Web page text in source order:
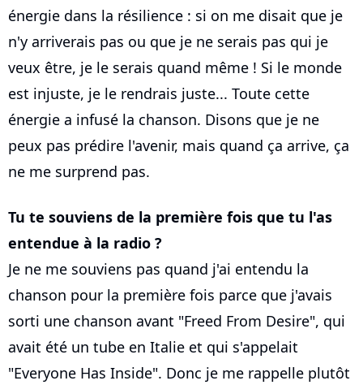
énergie dans la résilience : si on me disait que je
n'y arriverais pas ou que je ne serais pas qui je
veux être, je le serais quand même ! Si le monde
est injuste, je le rendrais juste... Toute cette
énergie a infusé la chanson. Disons que je ne
peux pas prédire l'avenir, mais quand ça arrive, ça
ne me surprend pas.
Tu te souviens de la première fois que tu l'as
entendue à la radio ?
Je ne me souviens pas quand j'ai entendu la
chanson pour la première fois parce que j'avais
sorti une chanson avant "Freed From Desire", qui
avait été un tube en Italie et qui s'appelait
"Everyone Has Inside". Donc je me rappelle plutôt